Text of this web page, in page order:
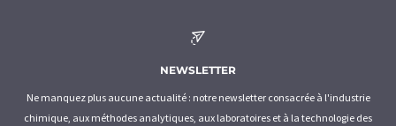
NEWSLETTER
Ne manquez plus aucune actualité : notre newsletter consacrée à l'industrie
chimique, aux méthodes analytiques, aux laboratoires et à la technologie des